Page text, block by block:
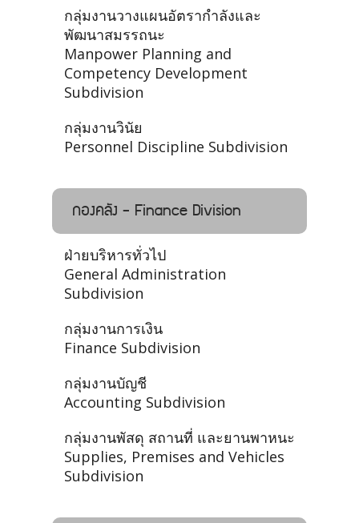
กลุ่มงานวางแผนอัตรากำลังและ
พัฒนาสมรรถนะ
Manpower Planning and
Competency Development
Subdivision
กลุ่มงานวินัย
Personnel Discipline Subdivision
กองคลัง - Finance Division
ฝ่ายบริหารทั่วไป
General Administration
Subdivision
กลุ่มงานการเงิน
Finance Subdivision
กลุ่มงานบัญชี
Accounting Subdivision
กลุ่มงานพัสดุ สถานที่ และยานพาหนะ
Supplies, Premises and Vehicles
Subdivision